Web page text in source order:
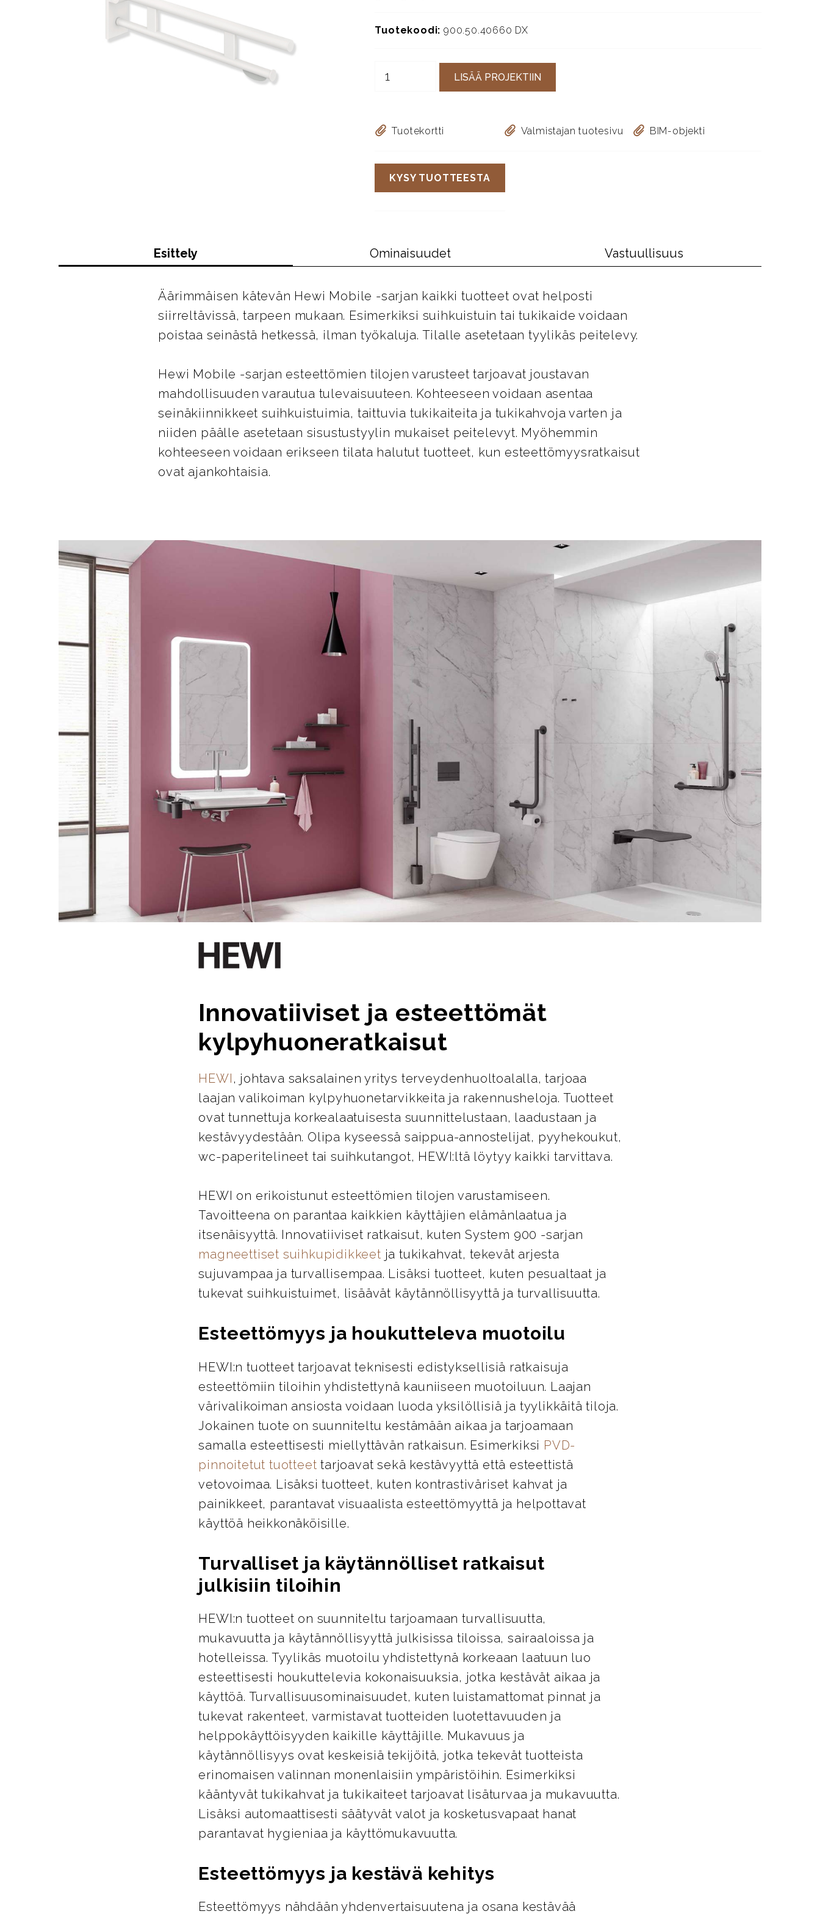
Tuotekoodi: 900.50.40660 DX
LISÄÄ PROJEKTIIN
Tuotekortti Valmistajan tuotesivu BIM-objekti
KYSY TUOTTEESTA
Esittely Ominaisuudet Vastuullisuus
Äärimmäisen kätevän Hewi Mobile -sarjan kaikki tuotteet ovat helposti
siirreltävissä, tarpeen mukaan. Esimerkiksi suihkuistuin tai tukikaide voidaan
poistaa seinästä hetkessä, ilman työkaluja. Tilalle asetetaan tyylikäs peitelevy.
Hewi Mobile -sarjan esteettömien tilojen varusteet tarjoavat joustavan
mahdollisuuden varautua tulevaisuuteen. Kohteeseen voidaan asentaa
seinäkiinnikkeet suihkuistuimia, taittuvia tukikaiteita ja tukikahvoja varten ja
niiden päälle asetetaan sisustustyylin mukaiset peitelevyt. Myöhemmin
kohteeseen voidaan erikseen tilata halutut tuotteet, kun esteettömyysratkaisut
ovat ajankohtaisia.
Innovatiiviset ja esteettömät
kylpyhuoneratkaisut
HEWI , johtava saksalainen yritys terveydenhuoltoalalla, tarjoaa
laajan valikoiman kylpyhuonetarvikkeita ja rakennusheloja. Tuotteet
ovat tunnettuja korkealaatuisesta suunnittelustaan, laadustaan ja
kestävyydestään. Olipa kyseessä saippua-annostelijat, pyyhekoukut,
wc-paperitelineet tai suihkutangot, HEWI:ltä löytyy kaikki tarvittava.
HEWI on erikoistunut esteettömien tilojen varustamiseen.
Tavoitteena on parantaa kaikkien käyttäjien elämänlaatua ja
itsenäisyyttä. Innovatiiviset ratkaisut, kuten System 900 -sarjan
magneettiset suihkupidikkeet ja tukikahvat, tekevät arjesta
sujuvampaa ja turvallisempaa. Lisäksi tuotteet, kuten pesualtaat ja
tukevat suihkuistuimet, lisäävät käytännöllisyyttä ja turvallisuutta.
Esteettömyys ja houkutteleva muotoilu
HEWI:n tuotteet tarjoavat teknisesti edistyksellisiä ratkaisuja
esteettömiin tiloihin yhdistettynä kauniiseen muotoiluun. Laajan
värivalikoiman ansiosta voidaan luoda yksilöllisiä ja tyylikkäitä tiloja.
Jokainen tuote on suunniteltu kestämään aikaa ja tarjoamaan
samalla esteettisesti miellyttävän ratkaisun. Esimerkiksi PVD-
pinnoitetut tuotteet tarjoavat sekä kestävyyttä että esteettistä
vetovoimaa. Lisäksi tuotteet, kuten kontrastiväriset kahvat ja
painikkeet, parantavat visuaalista esteettömyyttä ja helpottavat
käyttöä heikkonäköisille.
Turvalliset ja käytännölliset ratkaisut
julkisiin tiloihin
HEWI:n tuotteet on suunniteltu tarjoamaan turvallisuutta,
mukavuutta ja käytännöllisyyttä julkisissa tiloissa, sairaaloissa ja
hotelleissa. Tyylikäs muotoilu yhdistettynä korkeaan laatuun luo
esteettisesti houkuttelevia kokonaisuuksia, jotka kestävät aikaa ja
käyttöä. Turvallisuusominaisuudet, kuten luistamattomat pinnat ja
tukevat rakenteet, varmistavat tuotteiden luotettavuuden ja
helppokäyttöisyyden kaikille käyttäjille. Mukavuus ja
käytännöllisyys ovat keskeisiä tekijöitä, jotka tekevät tuotteista
erinomaisen valinnan monenlaisiin ympäristöihin. Esimerkiksi
kääntyvät tukikahvat ja tukikaiteet tarjoavat lisäturvaa ja mukavuutta.
Lisäksi automaattisesti säätyvät valot ja kosketusvapaat hanat
parantavat hygieniaa ja käyttömukavuutta.
Esteettömyys ja kestävä kehitys
Esteettömyys nähdään yhdenvertaisuutena ja osana kestävää